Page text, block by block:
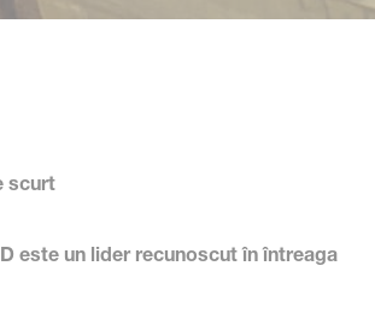
scurt
este un lider recunoscut în întreaga